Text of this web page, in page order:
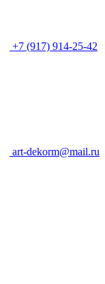
+7 (917) 914-25-42
art-dekorm@mail.ru